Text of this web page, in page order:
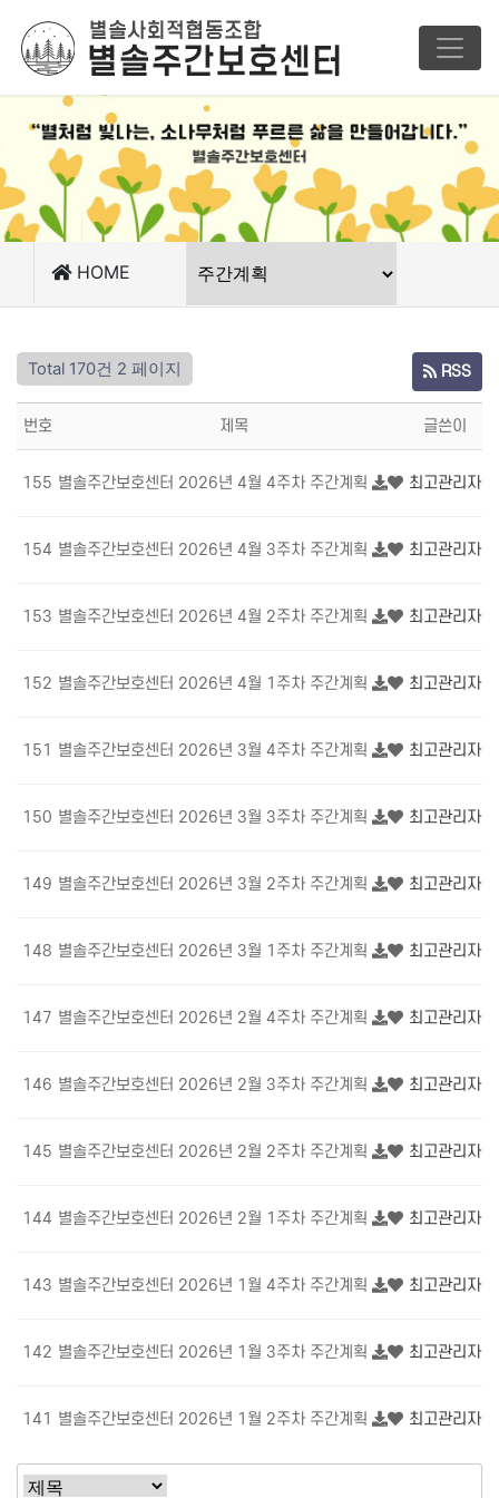
HOME
Total 170건 2 페이지 RSS
번호 제목 글쓴이
155 별솔주간보호센터 2026년 4월 4주차 주간계획 최고관리자
154 별솔주간보호센터 2026년 4월 3주차 주간계획 최고관리자
153 별솔주간보호센터 2026년 4월 2주차 주간계획 최고관리자
152 별솔주간보호센터 2026년 4월 1주차 주간계획 최고관리자
151 별솔주간보호센터 2026년 3월 4주차 주간계획 최고관리자
150 별솔주간보호센터 2026년 3월 3주차 주간계획 최고관리자
149 별솔주간보호센터 2026년 3월 2주차 주간계획 최고관리자
148 별솔주간보호센터 2026년 3월 1주차 주간계획 최고관리자
147 별솔주간보호센터 2026년 2월 4주차 주간계획 최고관리자
146 별솔주간보호센터 2026년 2월 3주차 주간계획 최고관리자
145 별솔주간보호센터 2026년 2월 2주차 주간계획 최고관리자
144 별솔주간보호센터 2026년 2월 1주차 주간계획 최고관리자
143 별솔주간보호센터 2026년 1월 4주차 주간계획 최고관리자
142 별솔주간보호센터 2026년 1월 3주차 주간계획 최고관리자
141 별솔주간보호센터 2026년 1월 2주차 주간계획 최고관리자